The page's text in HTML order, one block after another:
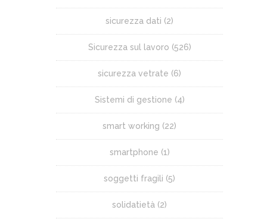
sicurezza dati (2)
Sicurezza sul lavoro (526)
sicurezza vetrate (6)
Sistemi di gestione (4)
smart working (22)
smartphone (1)
soggetti fragili (5)
solidatietà (2)